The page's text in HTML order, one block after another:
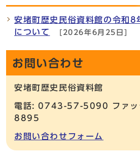
安堵町歴史民俗資料館の令和8
について
[2026年6月25日]
お問い合わせ
安堵町歴史民俗資料館
電話: 0743-57-5090 ファ
8895
お問い合わせフォーム